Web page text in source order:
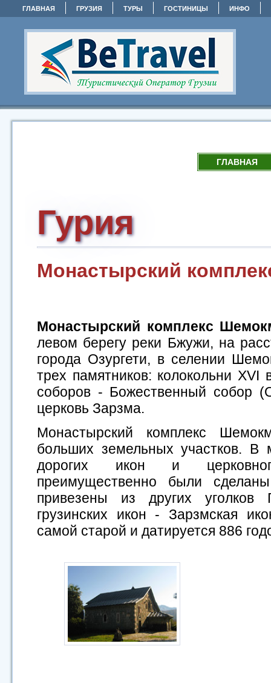
ГЛАВНАЯ ГРУЗИЯ ТУРЫ ГОСТИНИЦЫ ИНФО
ГЛАВНАЯ
Гурия
Монастырский
Монастырский комплекс
левом берегу реки Бжужи, на
города Озургети, в селении
трех памятников: колокольни
соборов - Божественный собор
церковь Зарзма.
Монастырский комплекс
больших земельных участков.
дорогих икон и
преимущественно были
привезены из других уголков
грузинских икон - Зарзмская
самой старой и датируется 886